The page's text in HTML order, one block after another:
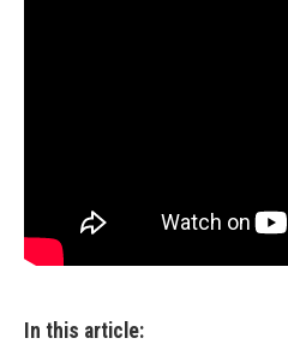
In this article: